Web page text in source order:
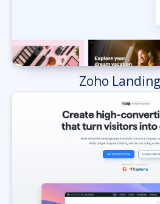
Zoho